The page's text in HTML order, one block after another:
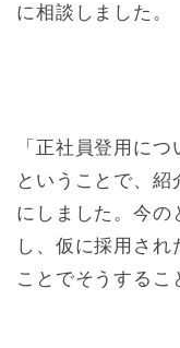
に相談しました。
「正社員登用に
ということで、紹
にしました。今の
し、仮に採用され
ことでそうするこ